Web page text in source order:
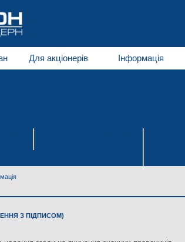
Для акціонерів Інформація
З ПІДПИСОМ)